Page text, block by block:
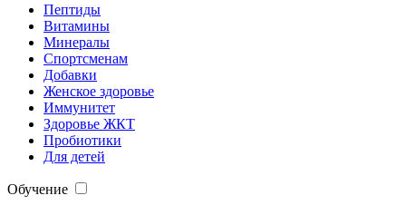
Пептиды
Витамины
Минералы
Спортсменам
Добавки
Женское здоровье
Иммунитет
Здоровье ЖКТ
Пробиотики
Для детей
Обучение